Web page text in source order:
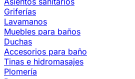
Griferías
Lavamanos
Muebles para baños
Duchas
Accesorios para baño
Tinas e hidromasajes
Plomería